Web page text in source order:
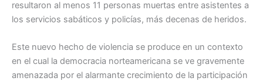
resultaron al menos 11 personas muertas entre asistentes a
los servicios sabáticos y policías, más decenas de heridos.
Este nuevo hecho de violencia se produce en un contexto
en el cual la democracia norteamericana se ve gravemente
amenazada por el alarmante crecimiento de la participación